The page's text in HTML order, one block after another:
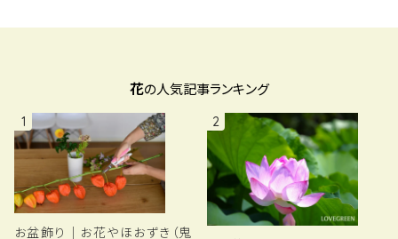
花の人気記事ランキング
1
お盆飾り｜お花やほおずき（鬼
2